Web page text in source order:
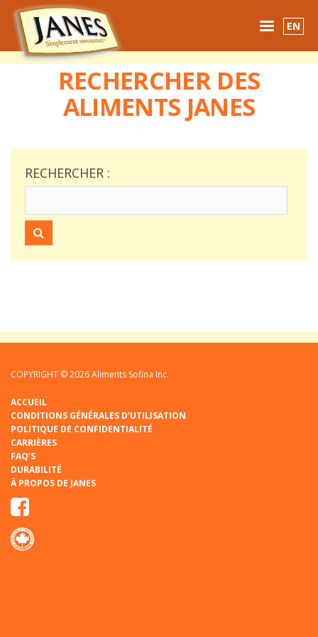
EN
PRODUITS IDÉES DE REPAS OÙ ACHETER
CONTACTER
RECHERCHER DES
ALIMENTS JANES
RECHERCHER :
COPYRIGHT © 2026 Aliments Sofina Inc.
ACCUEIL
CONDITIONS GÉNÉRALES D’UTILISATION
POLITIQUE DE CONFIDENTIALITÉ
CARRIÈRES
FAQ’S
DURABILITÉ
À PROPOS DE JANES
Facebook